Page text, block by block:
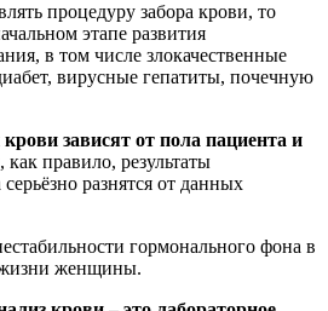
процедуру забора крови, то
этапе развития
в том числе злокачественные
вирусные гепатиты, почечную
зависят от пола пациента и
правило, результаты
разнятся от данных
гормонального фона в
женщины.